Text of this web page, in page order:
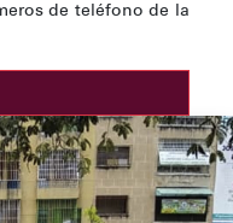
de teléfono de la